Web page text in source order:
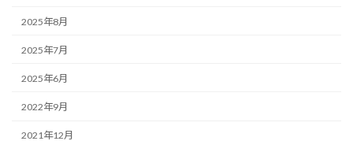
2025年8月
2025年7月
2025年6月
2022年9月
2021年12月